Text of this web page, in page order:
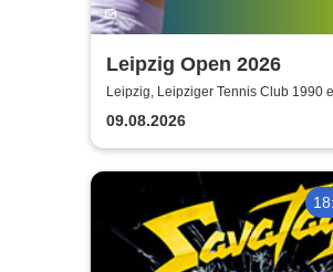
Leipzig Open 2026
Leipzig, Leipziger Tennis Club 1990
09.08.2026